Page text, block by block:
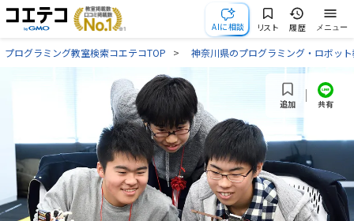
AIに相談 リスト 履歴 メニュー
プログラミング教室検索コエテコTOP 神奈川県のプログラミング・ロボッ
追加 共有